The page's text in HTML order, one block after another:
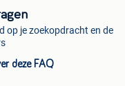
op je zoekopdracht en de
deze FAQ